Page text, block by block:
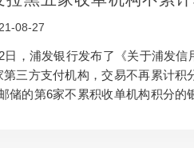
改变了人们的支付方式，新科技
机POS机的出现，给大家的支付
08-27
日，浦发银行发布了《关于浦发
第三方支付机构，交易不再累计积
储的第6家不累积收单机构积分的